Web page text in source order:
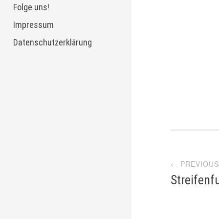
Folge uns!
Impressum
Datenschutzerklärung
←